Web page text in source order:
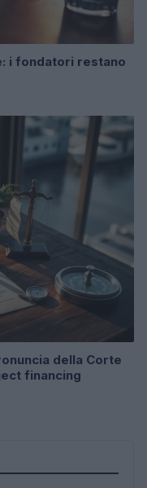
i fondatori restano
della Corte
financing